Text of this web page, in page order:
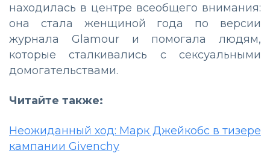
находилась в центре всеобщего внимания:
она стала женщиной года по версии
журнала Glamour и помогала людям,
которые сталкивались с сексуальными
домогательствами.
Читайте также:
Неожиданный ход: Марк Джейкобс в тизере
кампании Givenchy